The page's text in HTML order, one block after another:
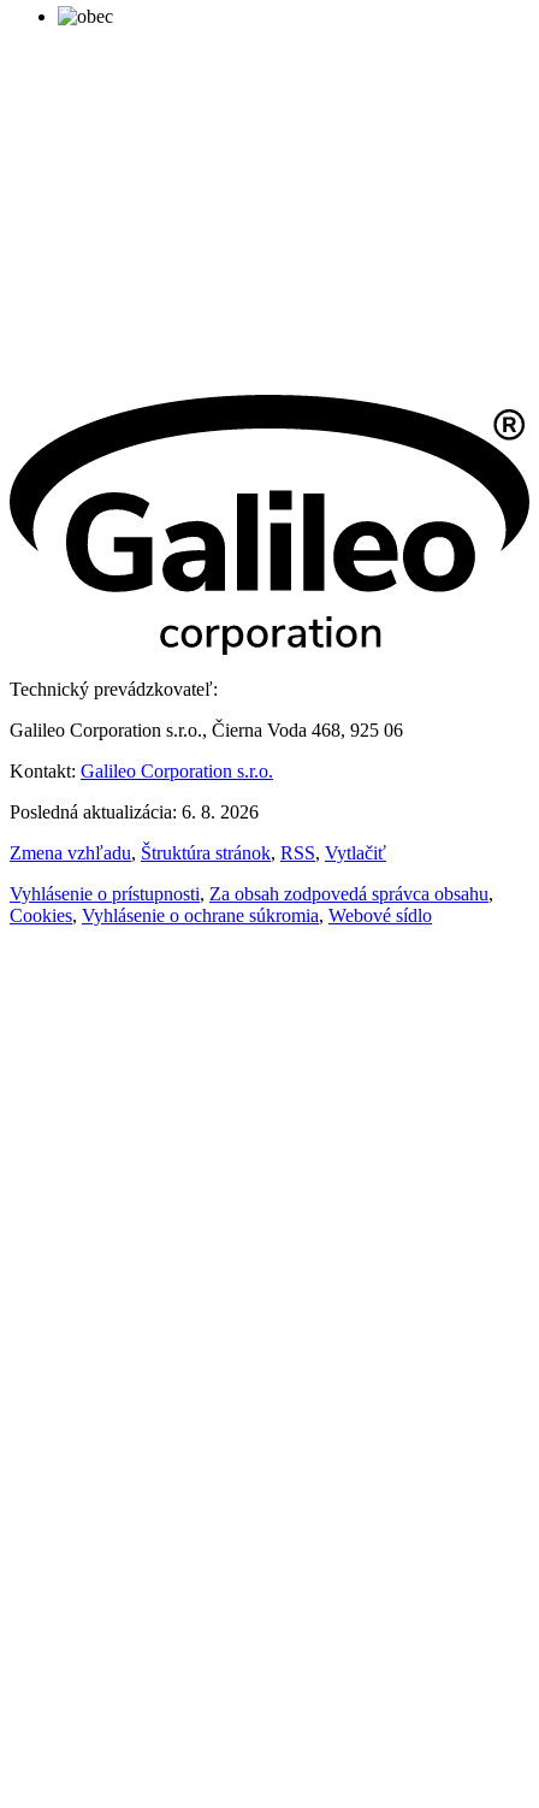
Technický prevádzkovateľ:
Galileo Corporation s.r.o., Čierna Voda 468, 925 06
Kontakt: Galileo Corporation s.r.o.
Posledná aktualizácia: 6. 8. 2026
Zmena vzhľadu, Štruktúra stránok, RSS, Vytlačiť
Vyhlásenie o prístupnosti, Za obsah zodpovedá správca obsahu,
Cookies, Vyhlásenie o ochrane súkromia, Webové sídlo